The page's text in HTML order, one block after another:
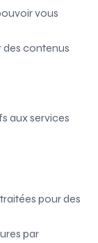
vous
des contenus
aux services
pour des
par